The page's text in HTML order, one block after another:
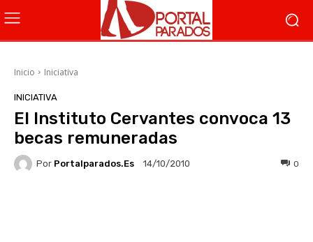
Inicio Iniciativa
INICIATIVA
El Instituto Cervantes convoca 13
becas remuneradas
Por Portalparados.es 14/10/2010 0